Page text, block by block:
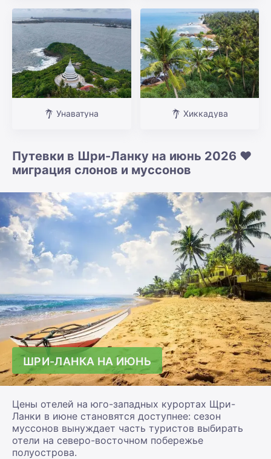
Унаватуна Хиккадува
Путевки в Шри-Ланку на июнь 2026 ❤️
миграция слонов и муссонов
ШРИ-ЛАНКА НА ИЮНЬ
Цены отелей на юго-западных курортах Щри-
Ланки в июне становятся доступнее: сезон
муссонов вынуждает часть туристов выбирать
отели на северо-восточном побережье
полуострова.